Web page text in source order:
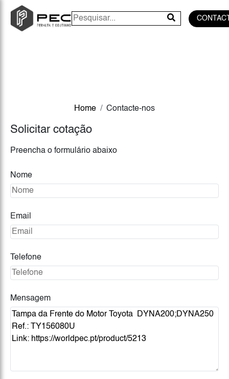
Home Contacte-nos
Solicitar cotação
Preencha o formulário abaixo
Nome
Email
Telefone
Mensagem